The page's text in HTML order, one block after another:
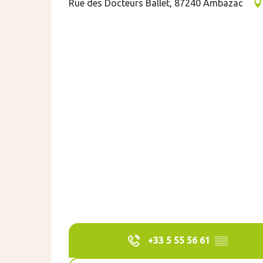
Rue des Docteurs Ballet, 87240 Ambazac
+33 5 55 56 61 ▒▒